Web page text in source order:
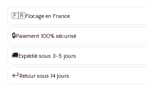
✨ Personnalisation sur mesure
DEVIS GRATUIT · Personnalisation de 3 à
Que souhaitez-vous ?*
Votre texte / idée*
🇫🇷Flocage en France
🔒Paiement 100% sécurisé
🚚Expédié sous 3-5 jours
↩️Retour sous 14 jours